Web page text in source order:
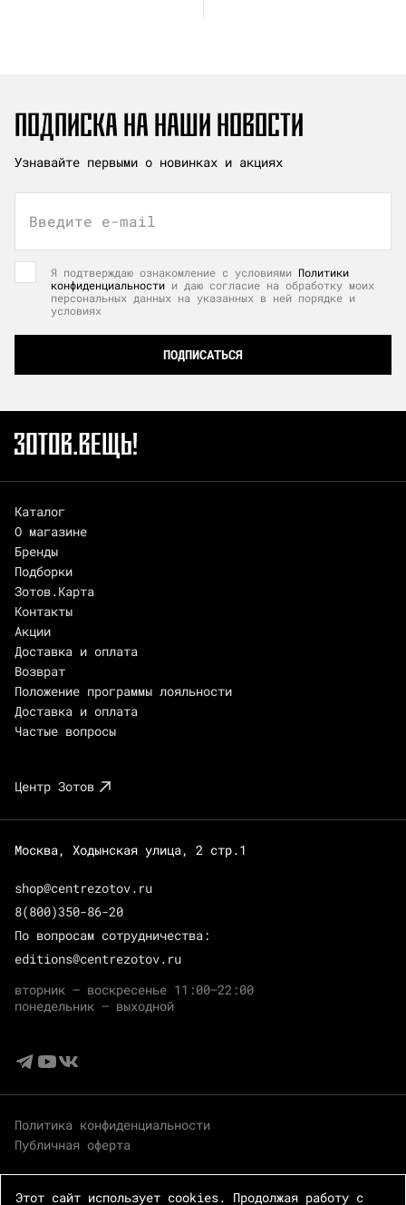
ПОДПИСКА НА НАШИ НОВОСТИ
Узнавайте первыми о новинках и акциях
Введите e-mail
Я подтверждаю ознакомление с условиями Политики
конфиденциальности и даю согласие на обработку моих
персональных данных на указанных в ней порядке и
условиях
ПОДПИСАТЬСЯ
Каталог
О магазине
Бренды
Подборки
Зотов.Карта
Контакты
Акции
Доставка и оплата
Возврат
Положение программы лояльности
Доставка и оплата
Частые вопросы
Центр Зотов
Москва, Ходынская улица, 2 стр.1
shop@centrezotov.ru
8(800)350-86-20
По вопросам сотрудничества:
editions@centrezotov.ru
вторник — воскресенье 11:00–22:00
понедельник — выходной
Политика конфиденциальности
Публичная оферта
Этот сайт использует cookies. Продолжая работу с